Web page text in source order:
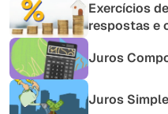
Exercícios
respostas e
Juros
Juros